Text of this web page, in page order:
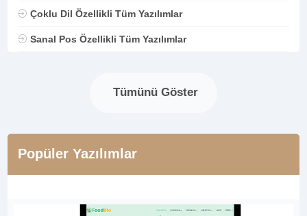
Çoklu Dil Özellikli Tüm Yazılımlar
Sanal Pos Özellikli Tüm Yazılımlar
Tümünü Göster
Popüler Yazılımlar